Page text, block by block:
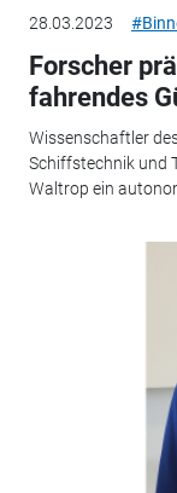
28.03.2023
Forscher
fahrendes
Wissenschaftler
Schiffstechnik und
Waltrop ein